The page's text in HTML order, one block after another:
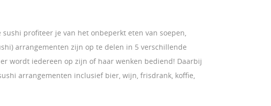
profiteer je van het onbeperkt eten van soepen,
arrangementen zijn op te delen in 5 verschillende
wordt iedereen op zijn of haar wenken bediend! Daarbij
arrangementen inclusief bier, wijn, frisdrank, koffie,